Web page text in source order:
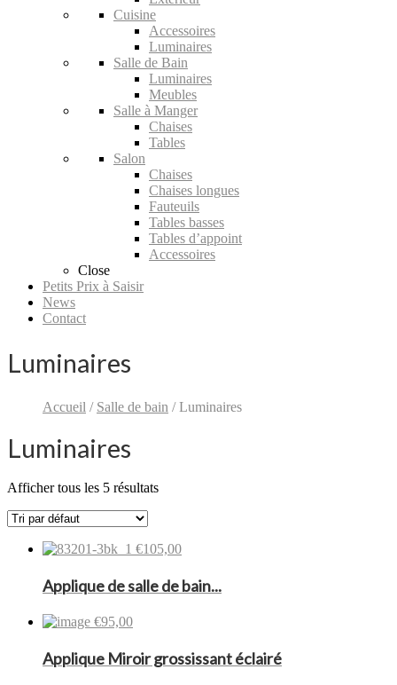
Cuisine
Accessoires
Luminaires
Salle de Bain
Luminaires
Meubles
Salle à Manger
Chaises
Tables
Salon
Chaises
Chaises longues
Fauteuils
Tables basses
Tables d’appoint
Accessoires
Close
Petits Prix à Saisir
News
Contact
Luminaires
Accueil / Salle de bain / Luminaires
Luminaires
Afficher tous les 5 résultats
€105,00
Applique de salle de bain...
€95,00
Applique Miroir grossissant éclairé